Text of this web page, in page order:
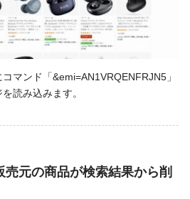
マンド「&emi=AN1VRQENFRJN5」
読み込みます。
売元の商品が検索結果から削